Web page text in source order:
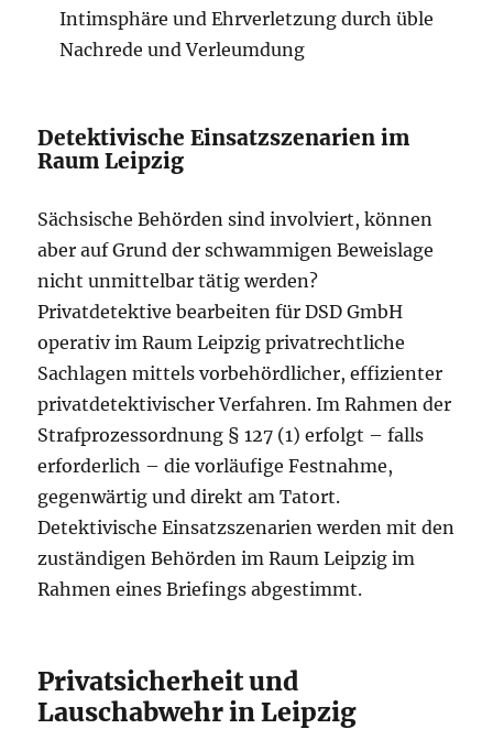
Intimsphäre und Ehrverletzung durch üble
Nachrede und Verleumdung
Detektivische Einsatzszenarien im
Raum Leipzig
Sächsische Behörden sind involviert, können
aber auf Grund der schwammigen Beweislage
nicht unmittelbar tätig werden?
Privatdetektive bearbeiten für DSD GmbH
operativ im Raum Leipzig privatrechtliche
Sachlagen mittels vorbehördlicher, effizienter
privatdetektivischer Verfahren. Im Rahmen der
Strafprozessordnung § 127 (1) erfolgt – falls
erforderlich – die vorläufige Festnahme,
gegenwärtig und direkt am Tatort.
Detektivische Einsatzszenarien werden mit den
zuständigen Behörden im Raum Leipzig im
Rahmen eines Briefings abgestimmt.
Privatsicherheit und
Lauschabwehr in Leipzig